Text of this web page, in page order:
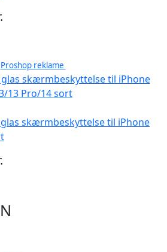
Proshop reklame
skærmbeskyttelse til iPhone